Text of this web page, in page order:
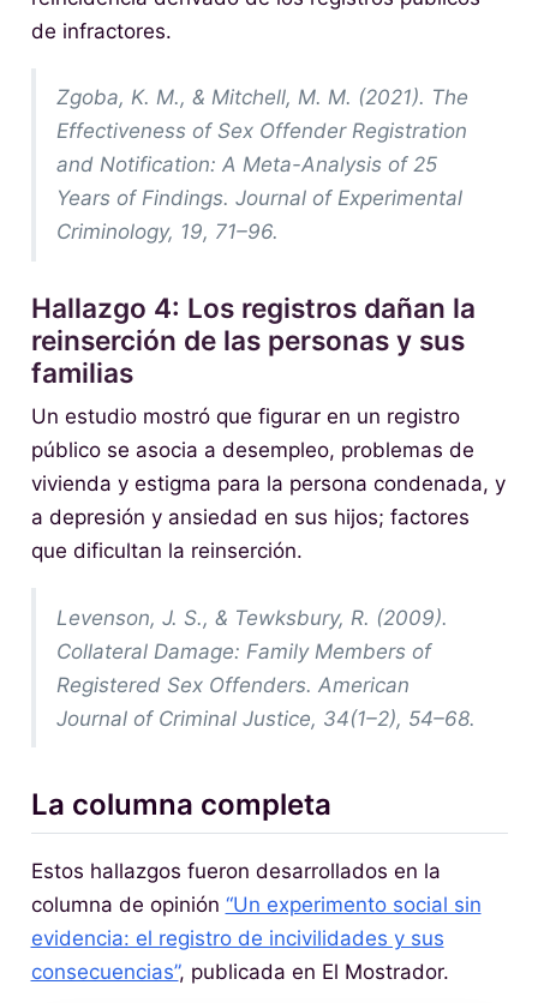
de infractores.
Zgoba, K. M., & Mitchell, M. M. (2021). The
Effectiveness of Sex Offender Registration
and Notification: A Meta-Analysis of 25
Years of Findings. Journal of Experimental
Criminology, 19, 71–96.
Hallazgo 4: Los registros dañan la
reinserción de las personas y sus
familias
Un estudio mostró que figurar en un registro
público se asocia a desempleo, problemas de
vivienda y estigma para la persona condenada, y
a depresión y ansiedad en sus hijos; factores
que dificultan la reinserción.
Levenson, J. S., & Tewksbury, R. (2009).
Collateral Damage: Family Members of
Registered Sex Offenders. American
Journal of Criminal Justice, 34(1–2), 54–68.
La columna completa
Estos hallazgos fueron desarrollados en la
columna de opinión “Un experimento social sin
evidencia: el registro de incivilidades y sus
consecuencias”, publicada en El Mostrador.